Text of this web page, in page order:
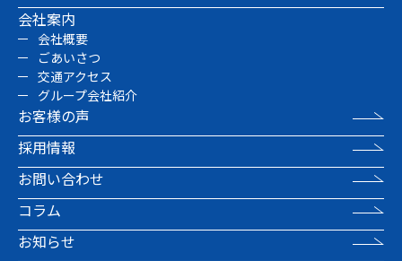
会社案内
会社概要
ごあいさつ
交通アクセス
グループ会社紹介
お客様の声
採用情報
お問い合わせ
コラム
お知らせ